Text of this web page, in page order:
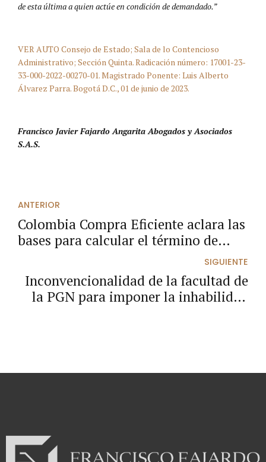
de esta última a quien actúe en condición de demandado.”
VER AUTO Consejo de Estado; Sala de lo Contencioso
Administrativo; Sección Quinta. Radicación número: 17001-23-
33-000-2022-00270-01. Magistrado Ponente: Luis Alberto
Álvarez Parra. Bogotá D.C., 01 de junio de 2023.
Francisco Javier Fajardo Angarita Abogados y Asociados
S.A.S.
ANTERIOR
Colombia Compra Eficiente aclara las
bases para calcular el término de
sancionatoria contractual.
SIGUIENTE
Inconvencionalidad de la facultad de
la PGN para imponer la inhabilidad